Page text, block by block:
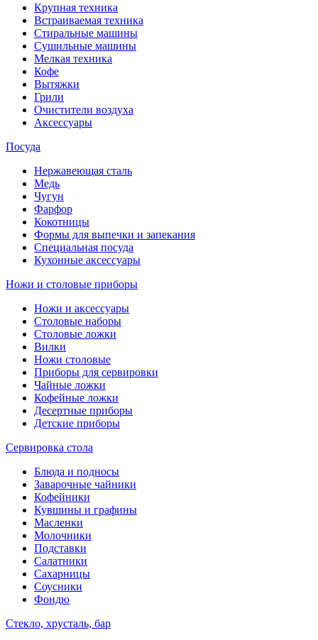
Крупная техника
Встраиваемая техника
Стиральные машины
Сушильные машины
Мелкая техника
Кофе
Вытяжки
Грили
Очистители воздуха
Аксессуары
Посуда
Нержавеющая сталь
Медь
Чугун
Фарфор
Кокотницы
Формы для выпечки и запекания
Специальная посуда
Кухонные аксессуары
Ножи и столовые приборы
Ножи и аксессуары
Столовые наборы
Столовые ложки
Вилки
Ножи столовые
Приборы для сервировки
Чайные ложки
Кофейные ложки
Десертные приборы
Детские приборы
Сервировка стола
Блюда и подносы
Заварочные чайники
Кофейники
Кувшины и графины
Масленки
Молочники
Подставки
Салатники
Сахарницы
Соусники
Фондю
Стекло, хрусталь, бар